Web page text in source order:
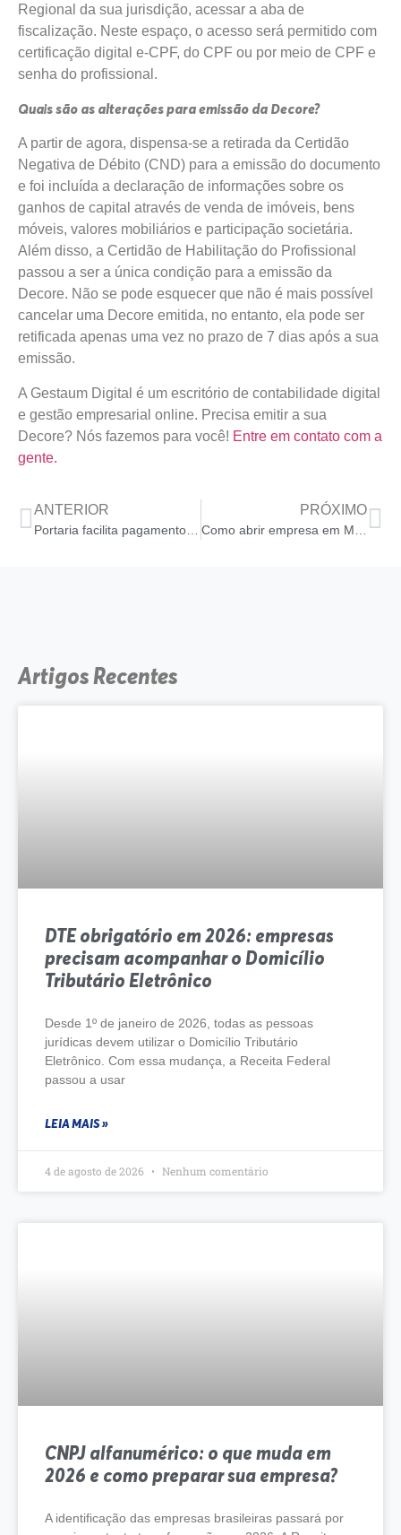
Regional da sua jurisdição, acessar a aba de
fiscalização. Neste espaço, o acesso será permitido com
certificação digital e-CPF, do CPF ou por meio de CPF e
senha do profissional.
Quais são as alterações para emissão da Decore?
A partir de agora, dispensa-se a retirada da Certidão
Negativa de Débito (CND) para a emissão do documento
e foi incluída a declaração de informações sobre os
ganhos de capital através de venda de imóveis, bens
móveis, valores mobiliários e participação societária.
Além disso, a Certidão de Habilitação do Profissional
passou a ser a única condição para a emissão da
Decore. Não se pode esquecer que não é mais possível
cancelar uma Decore emitida, no entanto, ela pode ser
retificada apenas uma vez no prazo de 7 dias após a sua
emissão.
A Gestaum Digital é um escritório de contabilidade digital
e gestão empresarial online. Precisa emitir a sua
Decore? Nós fazemos para você! Entre em contato com a
gente.
ANTERIOR PRÓXIMO
Artigos Recentes
DTE obrigatório em 2026: empresas
precisam acompanhar o Domicílio
Tributário Eletrônico
Desde 1º de janeiro de 2026, todas as pessoas
jurídicas devem utilizar o Domicílio Tributário
Eletrônico. Com essa mudança, a Receita Federal
passou a usar
LEIA MAIS »
4 de agosto de 2026 Nenhum comentário
CNPJ alfanumérico: o que muda em
2026 e como preparar sua empresa?
A identificação das empresas brasileiras passará por